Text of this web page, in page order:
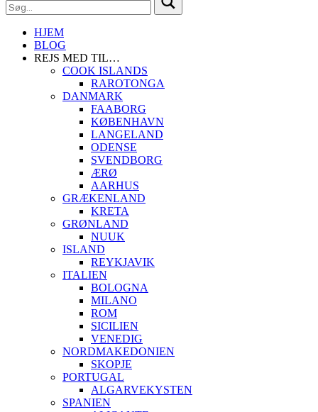
HJEM
BLOG
REJS MED TIL…
COOK ISLANDS
RAROTONGA
DANMARK
FAABORG
KØBENHAVN
LANGELAND
ODENSE
SVENDBORG
ÆRØ
AARHUS
GRÆKENLAND
KRETA
GRØNLAND
NUUK
ISLAND
REYKJAVIK
ITALIEN
BOLOGNA
MILANO
ROM
SICILIEN
VENEDIG
NORDMAKEDONIEN
SKOPJE
PORTUGAL
ALGARVEKYSTEN
SPANIEN